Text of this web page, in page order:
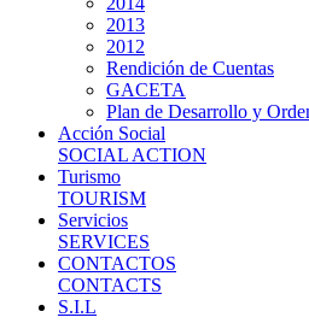
2013
2012
Rendición de Cuentas
GACETA
Plan de Desarrollo y
Acción Social
SOCIAL ACTION
Turismo
TOURISM
Servicios
SERVICES
CONTACTOS
CONTACTS
S.I.L